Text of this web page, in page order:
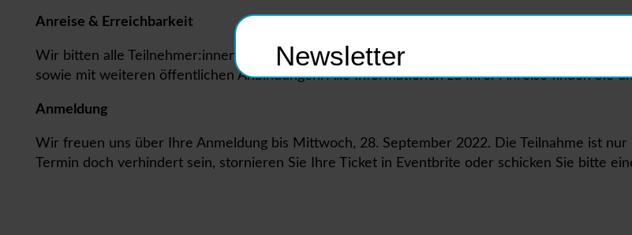
Anreise & Erreichbarkeit
Wir bitten alle Teilnehmer:innen um eine klimafreundliche Anreise. Sie erreichen das
sowie mit weiteren öffentlichen Anbindungen. Alle Informationen zu Ihrer Anreise finden Sie
Anmeldung
Wir freuen uns über Ihre Anmeldung bis Mittwoch, 28. September 2022. Die Teilnahme ist
Termin doch verhindert sein, stornieren Sie Ihre Ticket in Eventbrite oder schicken Sie bitte
Newsletter